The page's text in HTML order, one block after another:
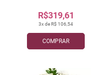
COMPRAR
3x de R$ 106,54
R$319,61